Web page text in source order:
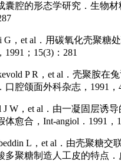
囊腔的形态学研究．生物材
G，et al．用碳氧化壳聚糖
1991；15(3)：281
P R，et al．壳聚胺在
口腔颌面外科杂志，1991，
J W，et al．由一凝固层诱
体愈合，Int-angiol．1991，
L，et al．由壳聚糖交
多聚糖制造人工皮的特点．